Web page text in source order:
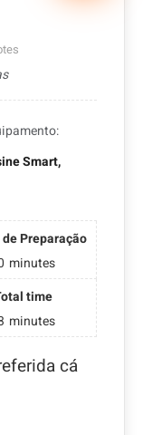
Smart,
Preparação
minutes
time
minutes
cá